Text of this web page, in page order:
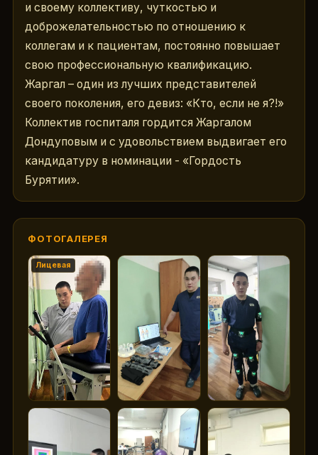
и своему коллективу, чуткостью и
доброжелательностью по отношению к
коллегам и к пациентам, постоянно повышает
свою профессиональную квалификацию.
Жаргал – один из лучших представителей
своего поколения, его девиз: «Кто, если не я?!»
Коллектив госпиталя гордится Жаргалом
Дондуповым и с удовольствием выдвигает его
кандидатуру в номинации - «Гордость
Бурятии».
ФОТОГАЛЕРЕЯ
Лицевая